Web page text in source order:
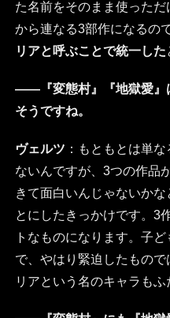
た名前をそのまま使っただ
から連なる3部作になるので
リアと呼ぶことで統一した
――『変態村』『地獄愛』
そうですね。
ヴェルツ ：もともとは単
ないんですが、3つの作品
きて面白いんじゃないか
とにしたきっかけです。3
トなものになります。子
で、やはり緊迫したもの
リアという名のキャラもふ